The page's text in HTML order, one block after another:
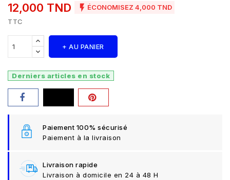
12,000 TND  ÉCONOMISEZ 4,000 TND
TTC
+ AU PANIER
Derniers articles en stock
Paiement 100% sécurisé
Paiement à la livraison
Livraison rapide
Livraison à domicile en 24 à 48 H